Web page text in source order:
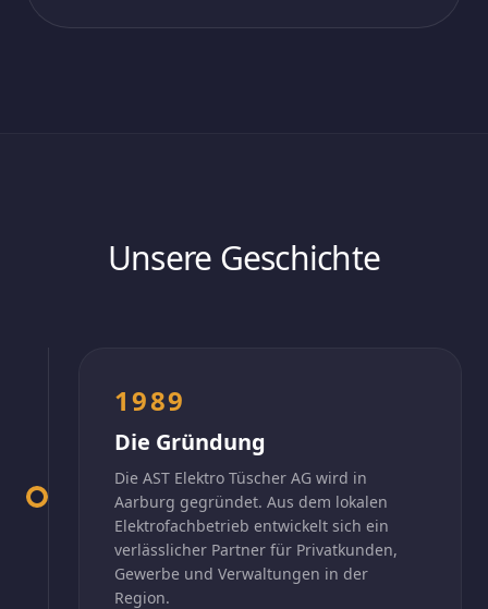
Unsere Geschichte
1989
Die Gründung
Die AST Elektro Tüscher AG wird in
Aarburg gegründet. Aus dem lokalen
Elektrofachbetrieb entwickelt sich ein
verlässlicher Partner für Privatkunden,
Gewerbe und Verwaltungen in der
Region.